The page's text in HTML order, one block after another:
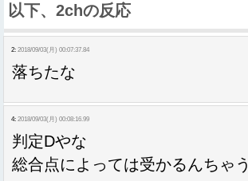
以下、2chの反応
2: 2018/09/03(月) 00:07:37.84
落ちたな
4: 2018/09/03(月) 00:08:16.99
判定Dやな
総合点によっては受かるんちゃう